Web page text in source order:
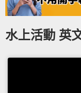
水上活動 英